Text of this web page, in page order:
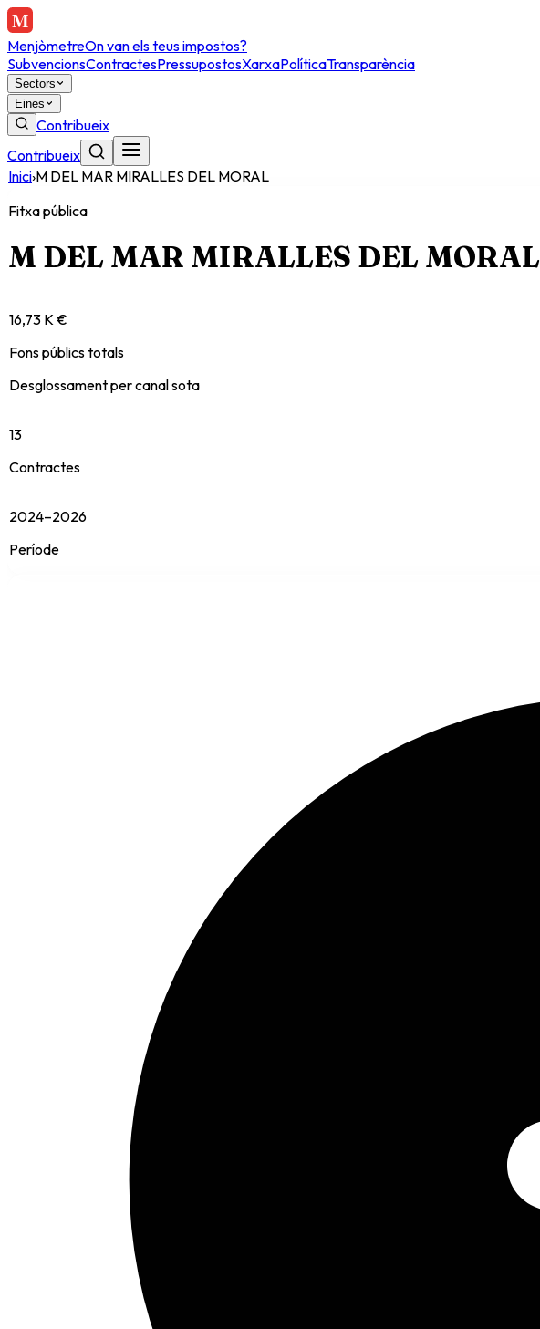
MenjòmetreOn van els teus impostos?
SubvencionsContractesPressupostosXarxaPolíticaTransparència
Sectors
Eines
Contribueix
Contribueix
Inici›M DEL MAR MIRALLES DEL MORAL
Fitxa pública
M DEL MAR MIRALLES DEL MORAL
16,73 K €
Fons públics totals
Desglossament per canal sota
13
Contractes
2024–2026
Període